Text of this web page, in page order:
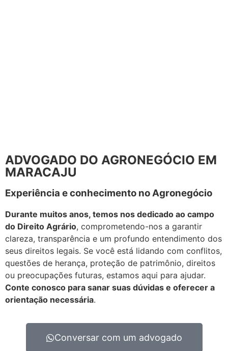
ADVOGADO DO AGRONEGÓCIO EM
MARACAJU
Experiência e conhecimento no Agronegócio
Durante muitos anos, temos nos dedicado ao campo
do Direito Agrário, comprometendo-nos a garantir
clareza, transparência e um profundo entendimento dos
seus direitos legais. Se você está lidando com conflitos,
questões de herança, proteção de patrimônio, direitos
ou preocupações futuras, estamos aqui para ajudar.
Conte conosco para sanar suas dúvidas e oferecer a
orientação necessária.
Conversar com um advogado